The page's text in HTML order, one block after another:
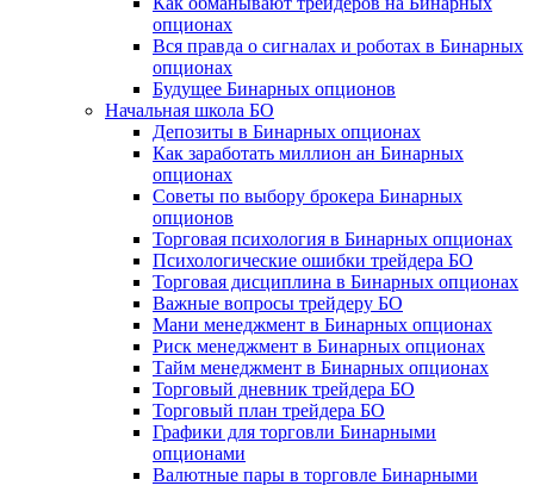
опционах
Вся правда о сигналах и роботах в Бинарных
опционах
Будущее Бинарных опционов
Начальная школа БО
Депозиты в Бинарных опционах
Как заработать миллион ан Бинарных
опционах
Советы по выбору брокера Бинарных
опционов
Торговая психология в Бинарных опционах
Психологические ошибки трейдера БО
Торговая дисциплина в Бинарных опционах
Важные вопросы трейдеру БО
Мани менеджмент в Бинарных опционах
Риск менеджмент в Бинарных опционах
Тайм менеджмент в Бинарных опционах
Торговый дневник трейдера БО
Торговый план трейдера БО
Графики для торговли Бинарными
опционами
Валютные пары в торговле Бинарными